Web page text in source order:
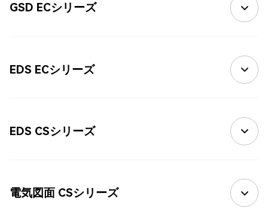
GSD ECシリーズ
EDS ECシリーズ
EDS CSシリーズ
電気図面 CSシリーズ